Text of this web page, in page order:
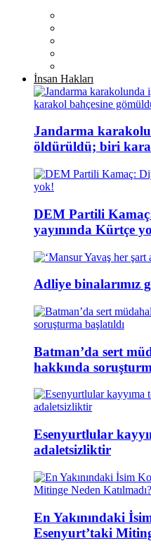
İnsan Hakları
Jandarma
öldürüldü; biri
DEM Partili
yayınında Kürtçe
Adliye binalarımız
Batman’da sert
hakkında
Esenyurtlular
adaletsizliktir
En Yakınındaki
Esenyurt’taki